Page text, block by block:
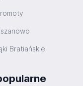
Bratiańskie